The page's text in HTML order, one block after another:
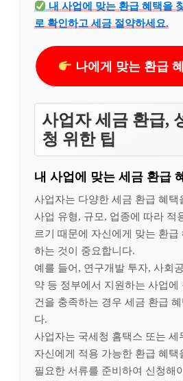
내 사업에 맞는 환급 혜택을
로 확인하고 세금 절약하세요.
나에게 맞는 환급
사업자 세금 환급,
청 위한 팁
내 사업에 맞는 세금 환급
사업자는 다양한 세금 환급 혜택
사업 유형, 규모, 업종에 따라 적
르기 때문에 자신에게 맞는 환
하는 것이 중요합니다.
예를 들어, 연구개발 투자, 사회
약 등 정부에서 지원하는 사업에
건을 충족하는 경우 세금 환급
다.
사업자는 국세청 홈택스 또는 세
자신에게 적용 가능한 환급 혜택
필요한 서류를 준비하여 신청해